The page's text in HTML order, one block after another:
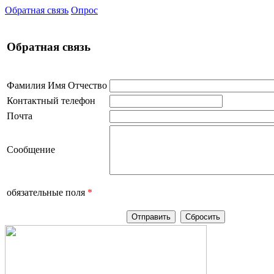
Обратная связь Опрос
Обратная связь
Фамилия Имя Отчество
Контактный телефон
Почта
Сообщение
обязательные поля *